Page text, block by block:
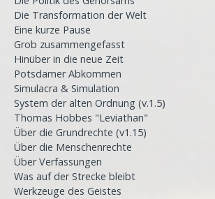
Die Transformation der Welt
Eine kurze Pause
Grob zusammengefasst
Hinüber in die neue Zeit
Potsdamer Abkommen
Simulacra & Simulation
System der alten Ordnung (v.1.5)
Thomas Hobbes "Leviathan"
Über die Grundrechte (v1.15)
Über die Menschenrechte
Über Verfassungen
Was auf der Strecke bleibt
Werkzeuge des Geistes